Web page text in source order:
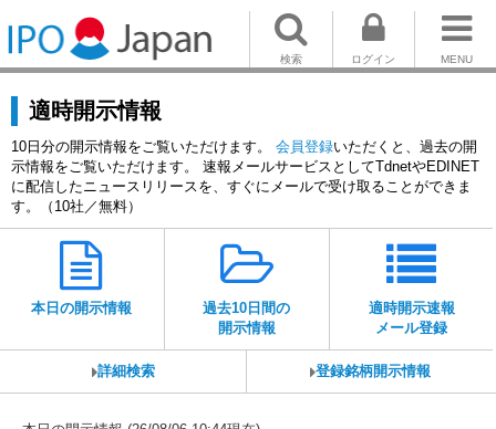
MENU
ログイン
検索
適時開示情報
10日分の開示情報をご覧いただけます。 会員登録いただくと、過去の開
示情報をご覧いただけます。 速報メールサービスとしてTdnetやEDINET
に配信したニュースリリースを、すぐにメールで受け取ることができま
す。（10社／無料）
本日の開示情報
過去10日間の
開示情報
適時開示速報
メール登録
詳細検索 登録銘柄開示情報